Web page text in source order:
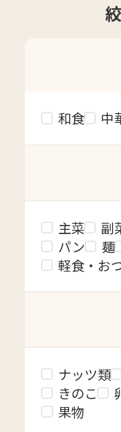
和食 中
主菜 副
パン
麺
軽食・お
ナッツ類
きのこ
果物